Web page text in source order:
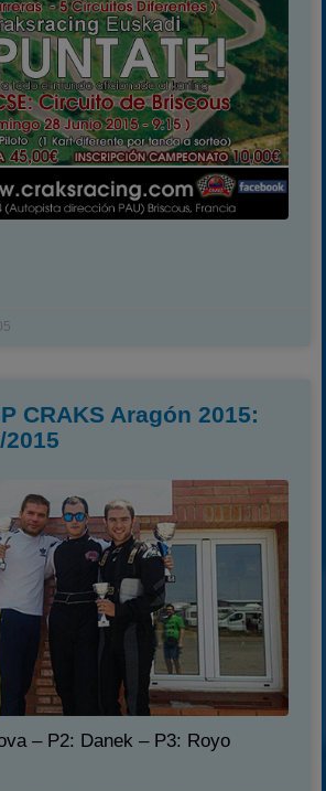
CRAKS Aragón 2015:
2015
– P2: Danek – P3: Royo